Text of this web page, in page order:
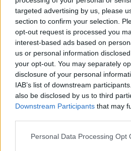
targeted advertising by us, please
section to confirm your selection.
opt-out request is processed you
interest-based ads based on
us or personal information
your opt-out. You may separately
disclosure of your personal
IAB’s list of downstream
also be disclosed by us to third
Downstream Participants that may
Personal Data Processing Opt
Pünkösdi
A pünkösd népi
gazdagságát mi sem
hogy május hónapot
hívják. A szokások egy
előtti időkre, a római
ünnepekre nyúlik vissza,
ünnepelték, köszöntve a